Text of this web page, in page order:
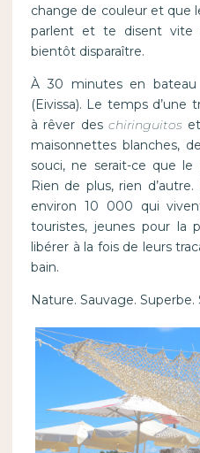
change de couleur et que
parlent et te disent vite
bientôt disparaître.
À 30 minutes en
(Eivissa). Le temps d’une
à rêver des chiringuitos
maisonnettes blanches,
souci, ne serait-ce que
Rien de plus, rien
environ 10 000 qui
touristes, jeunes pour la
libérer à la fois de leurs
bain.
Nature. Sauvage. Superbe.